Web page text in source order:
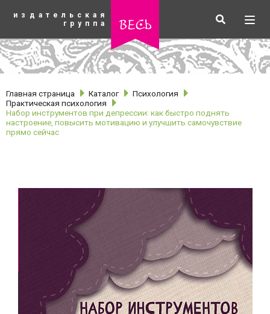
основному
издательская
группа
весь Искать
рубрики
Главная страница Каталог
Психология
Практическая психология
Набор инструментов при депрессии: как быстро поднять
настроение, повысить мотивацию и улучшить самочувствие
прямо сейчас